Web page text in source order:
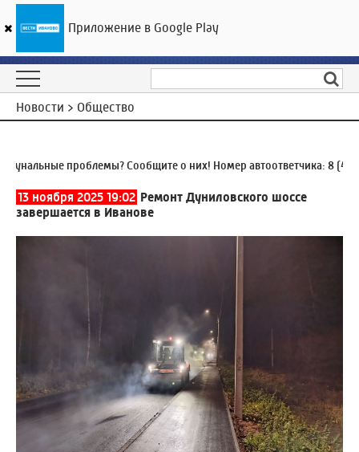
ГТРК «Ивтелерадио»
Новости > Общество
проблемы? Сообщите о них! Номер автоответчика:8 (4932)
13 ноября 2025 19:02 Ремонт Дуниловского шоссе
завершается в Иванове
Приложение в Google Play